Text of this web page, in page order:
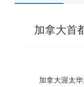
加拿大首
加拿大渥太